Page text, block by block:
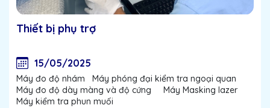
Thiết bị phụ trợ
15/05/2025
Máy đo độ nhám Máy phóng đại kiểm tra ngoại quan
Máy đo độ dày màng và độ cứng Máy Masking lazer
Máy kiểm tra phun muối